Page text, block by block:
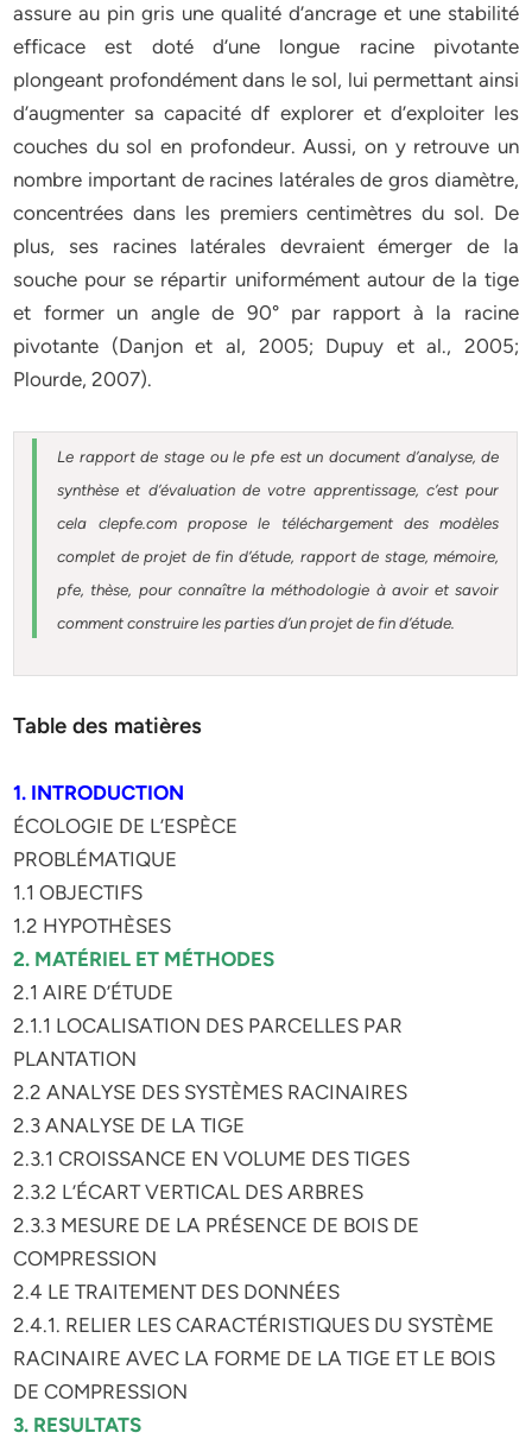
assure au pin gris une qualité d’ancrage et une stabilité
efficace est doté d’une longue racine pivotante
plongeant profondément dans le sol, lui permettant ainsi
d’augmenter sa capacité df explorer et d’exploiter les
couches du sol en profondeur. Aussi, on y retrouve un
nombre important de racines latérales de gros diamètre,
concentrées dans les premiers centimètres du sol. De
plus, ses racines latérales devraient émerger de la
souche pour se répartir uniformément autour de la tige
et former un angle de 90° par rapport à la racine
pivotante (Danjon et al, 2005; Dupuy et al., 2005;
Plourde, 2007).
Le rapport de stage ou le pfe est un document d’analyse, de
synthèse et d’évaluation de votre apprentissage, c’est pour
cela clepfe.com propose le téléchargement des modèles
complet de projet de fin d’étude, rapport de stage, mémoire,
pfe, thèse, pour connaître la méthodologie à avoir et savoir
comment construire les parties d’un projet de fin d’étude.
Table des matières
1. INTRODUCTION
ÉCOLOGIE DE L’ESPÈCE
PROBLÉMATIQUE
1.1 OBJECTIFS
1.2 HYPOTHÈSES
2. MATÉRIEL ET MÉTHODES
2.1 AIRE D’ÉTUDE
2.1.1 LOCALISATION DES PARCELLES PAR
PLANTATION
2.2 ANALYSE DES SYSTÈMES RACINAIRES
2.3 ANALYSE DE LA TIGE
2.3.1 CROISSANCE EN VOLUME DES TIGES
2.3.2 L’ÉCART VERTICAL DES ARBRES
2.3.3 MESURE DE LA PRÉSENCE DE BOIS DE
COMPRESSION
2.4 LE TRAITEMENT DES DONNÉES
2.4.1. RELIER LES CARACTÉRISTIQUES DU SYSTÈME
RACINAIRE AVEC LA FORME DE LA TIGE ET LE BOIS
DE COMPRESSION
3. RESULTATS